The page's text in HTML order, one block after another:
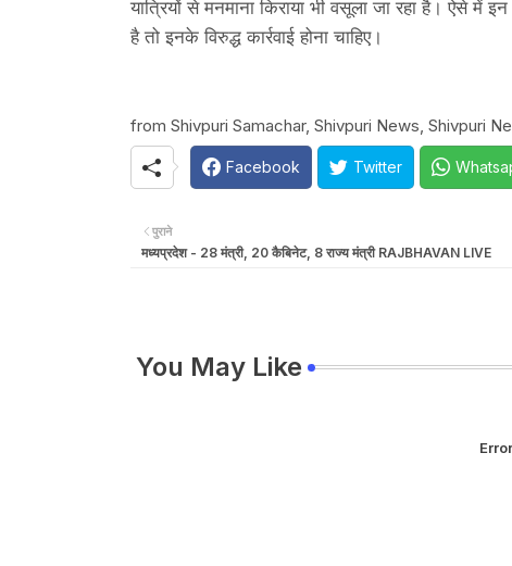
यात्रियों से मनमाना किराया भी वसूला जा रहा है। ऐसे में
है तो इनके विरुद्ध कार्रवाई होना चाहिए।
from Shivpuri Samachar, Shivpuri News, Shivpuri
Facebook Twitter
पुराने
मध्यप्रदेश - 28 मंत्री, 20 कैबिनेट, 8 राज्य मंत्री RAJBHAVAN LIVE
You May Like